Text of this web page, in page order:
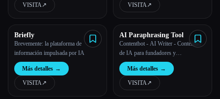
VISITA↗︎ VISITA↗︎
Briefly
Brevemente: la plataforma de
información impulsada por IA
Más detalles →
VISITA↗︎
AI Paraphrasing Tool
Contentbot - AI Writer - Contenido
de IA para fundadores y
comercializadores de contenido
Más detalles →
VISITA↗︎